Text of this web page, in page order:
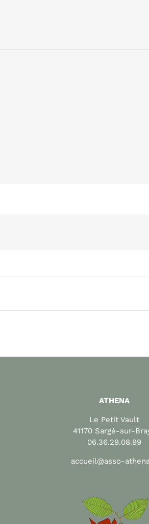
ATHENA
Le Petit Vault
41170 Sargé-sur-
06.36.29.08.99
accueil@asso-